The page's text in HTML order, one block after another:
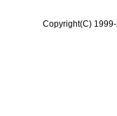
Copyright(C)